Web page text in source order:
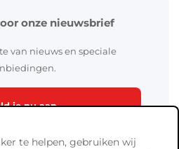
onze nieuwsbrief
van nieuws en speciale
je nu aan
te helpen, gebruiken wij